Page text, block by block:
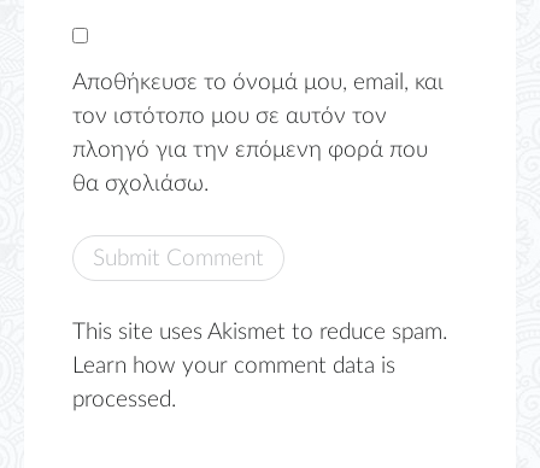
Αποθήκευσε το όνομά μου, email, και
τον ιστότοπο μου σε αυτόν τον
πλοηγό για την επόμενη φορά που
θα σχολιάσω.
This site uses Akismet to reduce spam.
Learn how your comment data is
processed.